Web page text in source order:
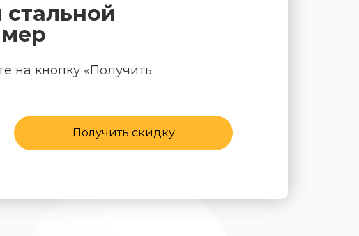
стальной
на кнопку «Получить
Получить скидку